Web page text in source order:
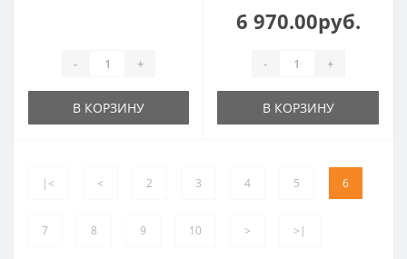
- +
В КОРЗИНУ
6 970.00руб.
- +
В КОРЗИНУ
|< < 2 3 4 5 6
7 8 9 10 > >|